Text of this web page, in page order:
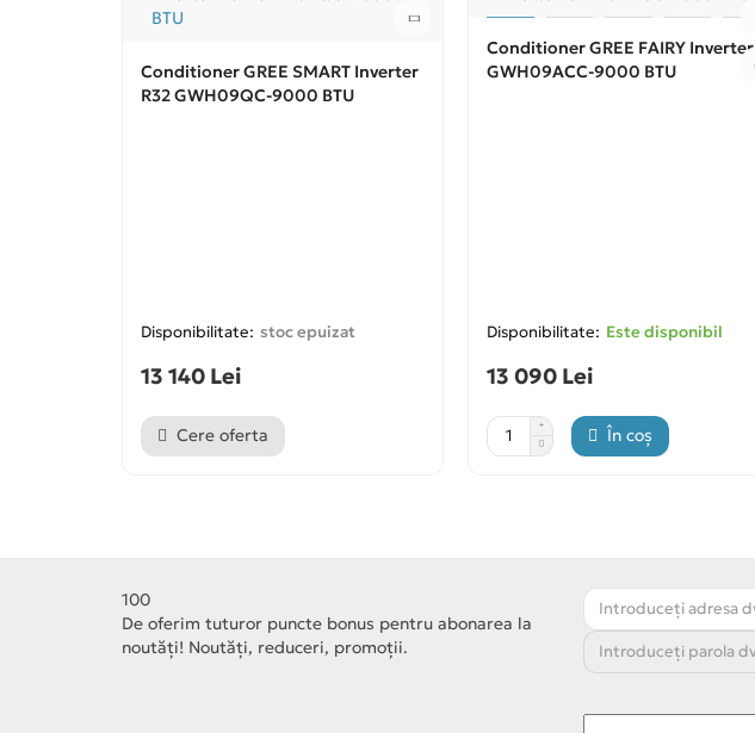
Conditioner GREE SMART Inverter
R32 GWH09QC-9000 BTU
stoc epuizat
13 140 Lei
Cere oferta
Conditioner GREE FAIRY Inverter
GWH09ACC-9000 BTU
Este disponibil
13 090 Lei
În coș
100
De oferim tuturor puncte bonus pentru abonarea la
noutăți! Noutăți, reduceri, promoții.